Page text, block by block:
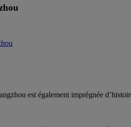
est également imprégnée